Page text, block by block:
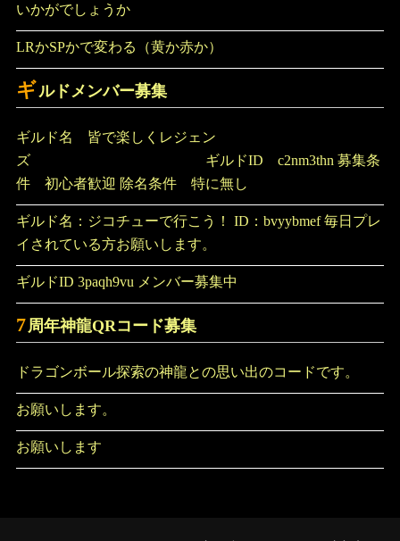
いかがでしょうか
LRかSPかで変わる（黄か赤か）
ギルドメンバー募集
ギルド名 皆で楽しくレジェン
ズ ギルドID c2nm3thn 募集条
件 初心者歓迎 除名条件 特に無し
ギルド名：ジコチューで行こう！ ID：bvyybmef 毎日プレ
イされている方お願いします。
ギルドID 3paqh9vu メンバー募集中
7 周年神龍QRコード募集
ドラゴンボール探索の神龍との思い出のコードです。
お願いします。
お願いします